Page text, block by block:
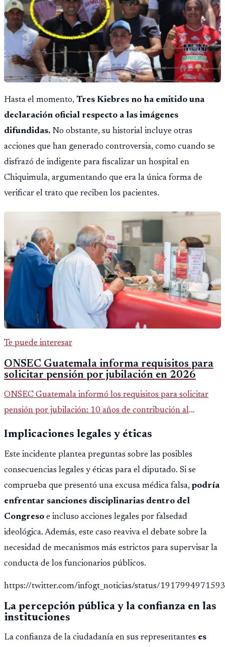
Hasta el momento, Tres Kiebres no ha emitido una
declaración oficial respecto a las imágenes
difundidas. No obstante, su historial incluye otras
acciones que han generado controversia, como cuando se
disfrazó de indigente para fiscalizar un hospital en
Chiquimula, argumentando que era la única forma de
verificar el trato que reciben los pacientes.
Te puede interesar
ONSEC Guatemala informa requisitos para
solicitar pensión por jubilación en 2026
ONSEC Guatemala informó los requisitos para solicitar
pensión por jubilación: 10 años de contribución al
importar edad.
Implicaciones legales y éticas
Este incidente plantea preguntas sobre las posibles
consecuencias legales y éticas para el diputado. Si se
comprueba que presentó una excusa médica falsa, podría
enfrentar sanciones disciplinarias dentro del
Congreso e incluso acciones legales por falsedad
ideológica. Además, este caso reaviva el debate sobre la
necesidad de mecanismos más estrictos para supervisar la
conducta de los funcionarios públicos.
https://twitter.com/infogt_noticias/status/
La percepción pública y la confianza en las
instituciones
La confianza de la ciudadanía en sus representantes es